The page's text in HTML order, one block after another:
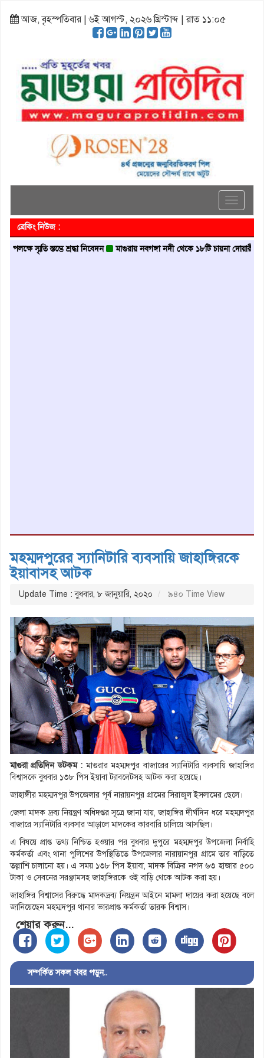
আজ, বৃহস্পতিবার | ৬ই আগস্ট, ২০২৬ খ্রিস্টাব্দ | রাত ১১:০৫
Toggle
ব্রেকিং নিউজ :
স্তম্ভে শ্রদ্ধা নিবেদন মাগুরায় নবগঙ্গা নদী থেকে ১৮টি চায়না দোয়ারী জাল জব্দ
মহম্মদপুরের স্যানিটারি ব্যবসায়ি জাহাঙ্গিরকে
ইয়াবাসহ আটক
Update Time : বুধবার, ৮ জানুয়ারি, ২০২০ ৯৪০ Time View
মাগুরা প্রতিদিন ডটকম : মাগুরার মহম্মদপুর বাজারের স্যানিটারি ব্যবসায়ি জাহাঙ্গির
বিশ্বাসকে বুধবার ১৩৮ পিস ইয়াবা ট্যাবলেটসহ আটক করা হয়েছে।
জাহাঙ্গীর মহম্মদপুর উপজেলার পূর্ব নারায়নপুর গ্রামের সিরাজুল ইসলামের ছেলে।
জেলা মাদক দ্রব্য নিয়ন্ত্রণ অধিদপ্তর সূত্রে জানা যায়, জাহাঙ্গির দীর্ঘদিন ধরে মহম্মদপুর
বাজারে স্যানিটারি ব্যবসার আড়ালে মাদকের কারবারি চালিয়ে আসছিল।
এ বিষয়ে প্রাপ্ত তথ্য নিশ্চিত হওয়ার পর বুধবার দুপুরে মহম্মদপুর উপজেলা নির্বাহি
কর্মকর্তা এবং থানা পুলিশের উপস্থিতিতে উপজেলার নারায়ানপুর গ্রামে তার বাড়িতে
তল্লাশি চালানো হয়। এ সময় ১৩৮ পিস ইয়াবা, মাদক বিক্রির নগদ ৬৩ হাজার ৫০০
টাকা ও সেবনের সরঞ্জামসহ জাহাঙ্গিরকে ওই বাড়ি থেকে আটক করা হয়।
জাহাঙ্গির বিশ্বাসের বিরুদ্ধে মাদকদ্রব্য নিয়ন্ত্রন আইনে মামলা দায়ের করা হয়েছে বলে
জানিয়েছেন মহম্মদপুর থানার ভারপ্রাপ্ত কর্মকর্তা তারক বিশ্বাস।
শেয়ার করুন...
সম্পর্কিত সকল খবর পড়ুন..